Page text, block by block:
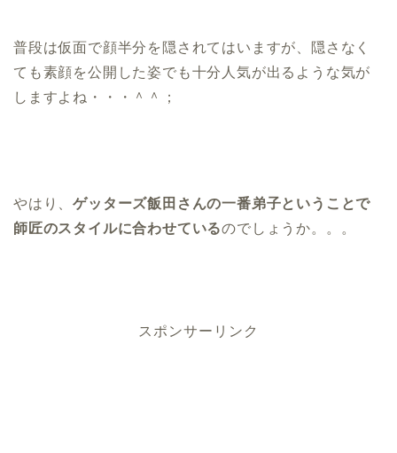
普段は仮面で顔半分を隠されてはいますが、隠さなく
ても素顔を公開した姿でも十分人気が出るような気が
しますよね・・・＾＾；
やはり、ゲッターズ飯田さんの一番弟子ということで
師匠のスタイルに合わせているのでしょうか。。。
スポンサーリンク